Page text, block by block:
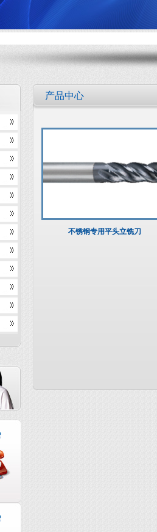
产品中心
不锈钢专用平头立铣刀